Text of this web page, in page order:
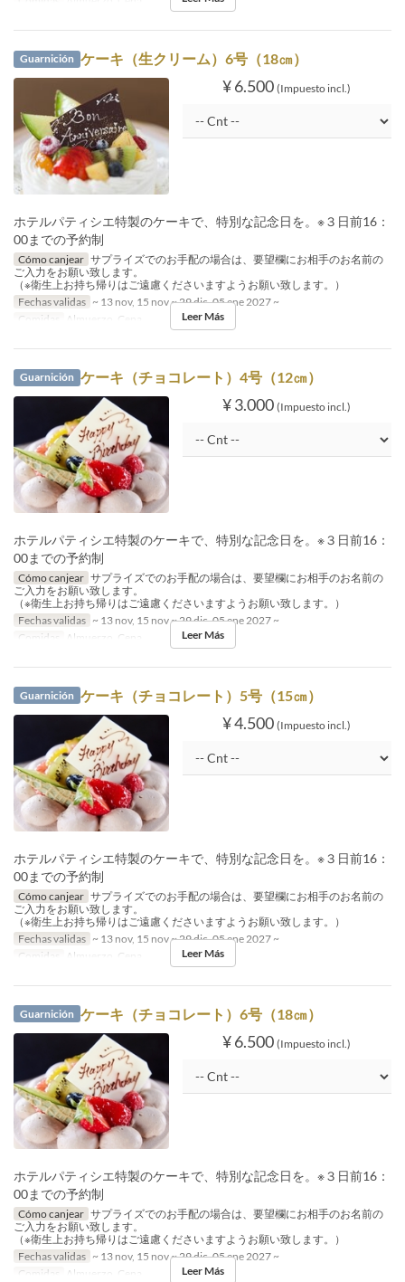
Guarnición ケーキ（生クリーム）6号（18㎝）
¥ 6.500 (Impuesto incl.)
ホテルパティシエ特製のケーキで、特別な記念日を。※３日前16：
00までの予約制
Cómo canjear サプライズでのお手配の場合は、要望欄にお相手のお名前の
ご入力をお願い致します。
（※衛生上お持ち帰りはご遠慮くださいますようお願い致します。）
Fechas validas ~ 13 nov, 15 nov ~ 29 dic, 05 ene 2027 ~
Comidas
Almuerzo, Cena Leer Más
Guarnición ケーキ（チョコレート）4号（12㎝）
¥ 3.000 (Impuesto incl.)
ホテルパティシエ特製のケーキで、特別な記念日を。※３日前16：
00までの予約制
Cómo canjear サプライズでのお手配の場合は、要望欄にお相手のお名前の
ご入力をお願い致します。
（※衛生上お持ち帰りはご遠慮くださいますようお願い致します。）
Fechas validas ~ 13 nov, 15 nov ~ 29 dic, 05 ene 2027 ~
Comidas
Almuerzo, Cena Leer Más
Guarnición ケーキ（チョコレート）5号（15㎝）
¥ 4.500 (Impuesto incl.)
ホテルパティシエ特製のケーキで、特別な記念日を。※３日前16：
00までの予約制
Cómo canjear サプライズでのお手配の場合は、要望欄にお相手のお名前の
ご入力をお願い致します。
（※衛生上お持ち帰りはご遠慮くださいますようお願い致します。）
Fechas validas ~ 13 nov, 15 nov ~ 29 dic, 05 ene 2027 ~
Comidas
Almuerzo, Cena Leer Más
Guarnición ケーキ（チョコレート）6号（18㎝）
¥ 6.500 (Impuesto incl.)
ホテルパティシエ特製のケーキで、特別な記念日を。※３日前16：
00までの予約制
Cómo canjear サプライズでのお手配の場合は、要望欄にお相手のお名前の
ご入力をお願い致します。
（※衛生上お持ち帰りはご遠慮くださいますようお願い致します。）
Fechas validas ~ 13 nov, 15 nov ~ 29 dic, 05 ene 2027 ~
Comidas
Almuerzo, Cena Leer Más